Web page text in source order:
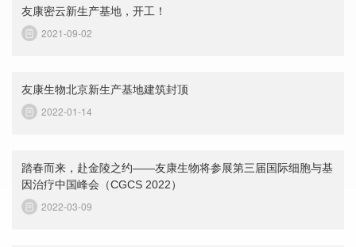
友康密云新生产基地，开工！
2021-09-02
友康生物北京新生产基地建筑封顶
2022-01-14
踏春而来，赴金陵之约——友康生物将参展第三届国际细胞与基
因治疗中国峰会（CGCS 2022）
2022-03-09